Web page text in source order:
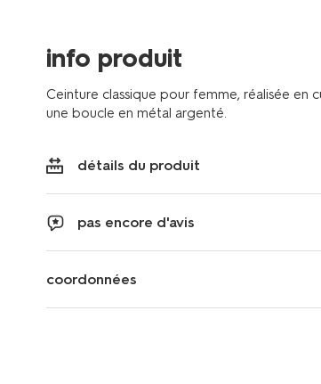
info produit
Ceinture classique pour femme, réalisée en
une boucle en métal argenté.
détails du produit
pas encore d'avis
coordonnées